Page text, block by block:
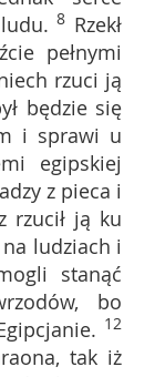
8 Rzekł
pełnymi
rzuci ją
będzie się
i sprawi u
egipskiej
z pieca i
rzucił ją ku
ludziach i
stanąć
bo
12
tak iż